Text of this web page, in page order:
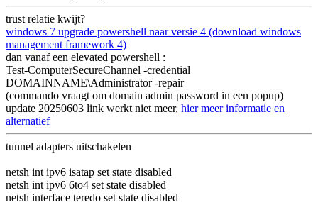
trust relatie kwijt?
windows 7 upgrade powershell naar versie 4 (download windows
management framework 4)
dan vanaf een elevated powershell :
Test-ComputerSecureChannel -credential
DOMAINNAME\Administrator -repair
(commando vraagt om domain admin password in een popup)
update 20250603 link werkt niet meer, hier meer informatie en
alternatief
tunnel adapters uitschakelen
netsh int ipv6 isatap set state disabled
netsh int ipv6 6to4 set state disabled
netsh interface teredo set state disabled